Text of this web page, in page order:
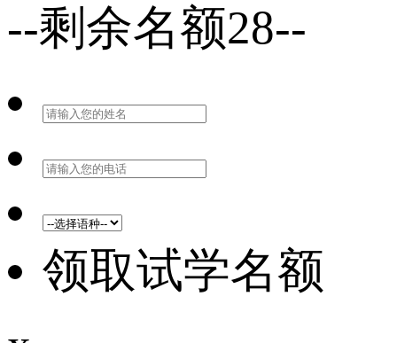
--剩余名额28--
领取试学名额